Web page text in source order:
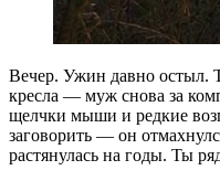
Вечер. Ужин давно остыл.
кресла — муж снова за
щелчки мыши и редкие
заговорить — он
растянулась на годы. Ты